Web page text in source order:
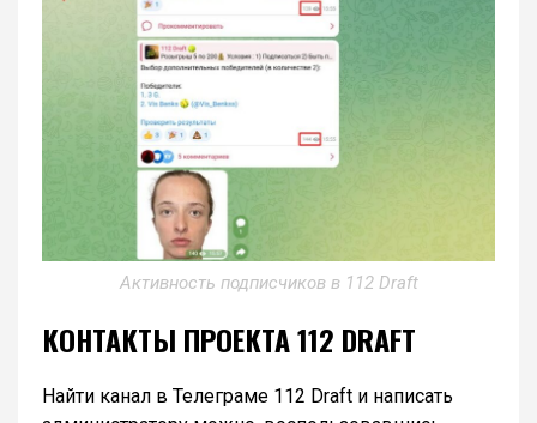
Активность подписчиков в 112 Draft
КОНТАКТЫ ПРОЕКТА 112 DRAFT
Найти канал в Телеграме 112 Draft и написать